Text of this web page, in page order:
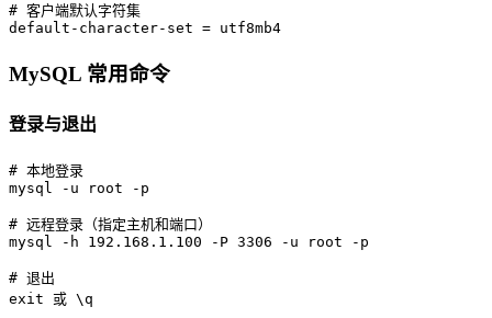
# 客户端默认字符集
default-character-set = utf8mb4
MySQL 常用命令
登录与退出
# 本地登录
# 远程登录（指定主机和端口）
# 退出
exit 或 \q